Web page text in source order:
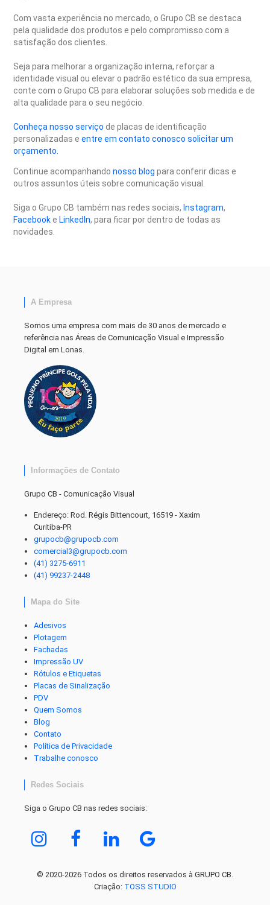
Com vasta experiência no mercado, o Grupo CB se destaca
pela qualidade dos produtos e pelo compromisso com a
satisfação dos clientes.
Seja para melhorar a organização interna, reforçar a
identidade visual ou elevar o padrão estético da sua empresa,
conte com o Grupo CB para elaborar soluções sob medida e de
alta qualidade para o seu negócio.
Conheça nosso serviço de placas de identificação
personalizadas eentre em contato conosco solicitar um
orçamento.
Continue acompanhandonosso blog para conferir dicas e
outros assuntos úteis sobre comunicação visual.
Siga o Grupo CB também nas redes sociais, Instagram,
Facebooke LinkedIn, para ficar por dentro de todas as
novidades.
A Empresa
Somos uma empresa com mais de 30 anos de mercado e
referência nas Áreas de Comunicação Visual e Impressão
Digital em Lonas.
Informações de Contato
Grupo CB - Comunicação Visual
Endereço: Rod. Régis Bittencourt, 16519 - Xaxim
Curitiba-PR
grupocb@grupocb.com
comercial3@grupocb.com
(41) 3275-6911
(41) 99237-2448
Mapa do Site
Adesivos
Plotagem
Fachadas
Impressão UV
Rótulos e Etiquetas
Placas de Sinalização
PDV
Quem Somos
Blog
Contato
Política de Privacidade
Trabalhe conosco
Redes Sociais
Siga o Grupo CB nas redes sociais:
© 2020-2026 Todos os direitos reservados à GRUPO CB.
Criação: TOSS STUDIO